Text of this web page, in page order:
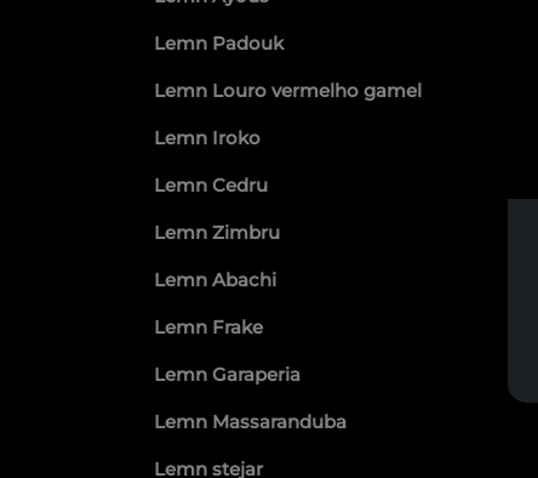
Lemn Padouk
Lemn Louro vermelho gamel
Lemn Iroko
Lemn Cedru
Lemn Zimbru
Lemn Abachi
Lemn Frake
Lemn Garaperia
Lemn Massaranduba
Lemn stejar